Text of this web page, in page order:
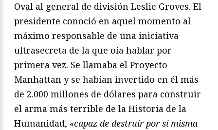
Oval al general de división Leslie Groves. El
presidente conoció en aquel momento al
máximo responsable de una iniciativa
ultrasecreta de la que oía hablar por
primera vez. Se llamaba el Proyecto
Manhattan y se habían invertido en él más
de 2.000 millones de dólares para construir
el arma más terrible de la Historia de la
Humanidad, «capaz de destruir por sí misma